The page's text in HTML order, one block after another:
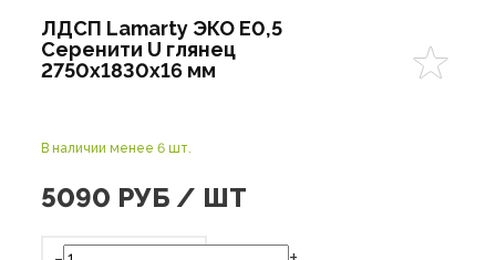
ЛДСП Lamarty ЭКО E0,5
Серенити U глянец
2750х1830х16 мм
В наличии менее 6 шт.
5090 РУБ / ШТ